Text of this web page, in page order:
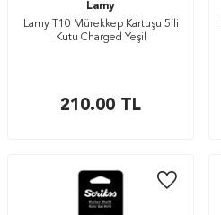
Lamy
Lamy T10 Mürekkep Kartuşu 5’li
Kutu Charged Yeşil
210.00 TL